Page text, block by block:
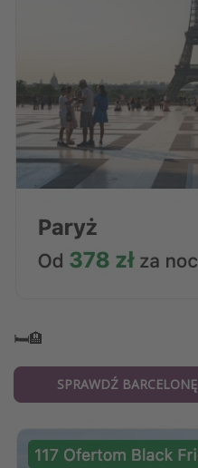
🛏️🏨
SPRAWDŹ BARCELONĘ